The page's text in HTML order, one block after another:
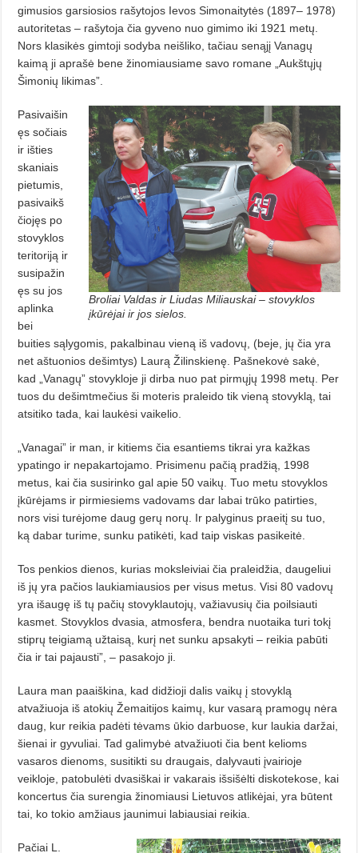
gimusios garsiosios rašytojos Ievos Simonaitytės (1897– 1978)
autoritetas – rašytoja čia gyveno nuo gimimo iki 1921 metų.
Nors klasikės gimtoji sodyba neišliko, tačiau senąjį Vanagų
kaimą ji aprašė bene žinomiausiame savo romane „Aukštųjų
Šimonių likimas”.
Broliai Valdas ir Liudas Miliauskai – stovyklos
įkūrėjai ir jos sielos.
Pasivaišin
ęs sočiais
ir išties
skaniais
pietumis,
pasivaikš
čiojęs po
stovyklos
teritoriją ir
susipažin
ęs su jos
aplinka
bei
buities sąlygomis, pakalbinau vieną iš vadovų, (beje, jų čia yra
net aštuonios dešimtys) Laurą Žilinskienę. Pašnekovė sakė,
kad „Vanagų” stovykloje ji dirba nuo pat pirmųjų 1998 metų. Per
tuos du dešimtmečius ši moteris praleido tik vieną stovyklą, tai
atsitiko tada, kai laukėsi vaikelio.
„Vanagai” ir man, ir kitiems čia esantiems tikrai yra kažkas
ypatingo ir nepakartojamo. Prisimenu pačią pradžią, 1998
metus, kai čia susirinko gal apie 50 vaikų. Tuo metu stovyklos
įkūrėjams ir pirmiesiems vadovams dar labai trūko patirties,
nors visi turėjome daug gerų norų. Ir palyginus praeitį su tuo,
ką dabar turime, sunku patikėti, kad taip viskas pasikeitė.
Tos penkios dienos, kurias moksleiviai čia praleidžia, daugeliui
iš jų yra pačios laukiamiausios per visus metus. Visi 80 vadovų
yra išaugę iš tų pačių stovyklautojų, važiavusių čia poilsiauti
kasmet. Stovyklos dvasia, atmosfera, bendra nuotaika turi tokį
stiprų teigiamą užtaisą, kurį net sunku apsakyti – reikia pabūti
čia ir tai pajausti”, – pasakojo ji.
Laura man paaiškina, kad didžioji dalis vaikų į stovyklą
atvažiuoja iš atokių Žemaitijos kaimų, kur vasarą pramogų nėra
daug, kur reikia padėti tėvams ūkio darbuose, kur laukia daržai,
šienai ir gyvuliai. Tad galimybė atvažiuoti čia bent kelioms
vasaros dienoms, susitikti su draugais, dalyvauti įvairioje
veikloje, patobulėti dvasiškai ir vakarais išsišėlti diskotekose, kai
koncertus čia surengia žinomiausi Lietuvos atlikėjai, yra būtent
tai, ko tokio amžiaus jaunimui labiausiai reikia.
Pačiai L.